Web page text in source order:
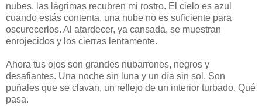
nubes, las lágrimas recubren mi rostro. El cielo es azul
cuando estás contenta, una nube no es suficiente para
oscurecerlos. Al atardecer, ya cansada, se muestran
enrojecidos y los cierras lentamente.
Ahora tus ojos son grandes nubarrones, negros y
desafiantes. Una noche sin luna y un día sin sol. Son
puñales que se clavan, un reflejo de un interior turbado. Qué
pasa.